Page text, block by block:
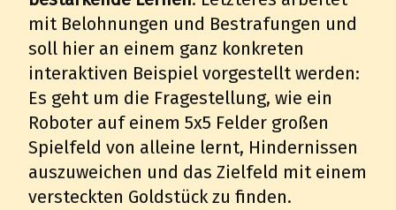
mit Belohnungen und Bestrafungen und
soll hier an einem ganz konkreten
interaktiven Beispiel vorgestellt werden:
Es geht um die Fragestellung, wie ein
Roboter auf einem 5x5 Felder großen
Spielfeld von alleine lernt, Hindernissen
auszuweichen und das Zielfeld mit einem
versteckten Goldstück zu finden.